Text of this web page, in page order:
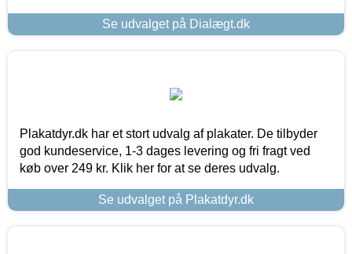
Se udvalget på Dialægt.dk
Plakatdyr.dk har et stort udvalg af plakater. De tilbyder
god kundeservice, 1-3 dages levering og fri fragt ved
køb over 249 kr. Klik her for at se deres udvalg.
Se udvalget på Plakatdyr.dk